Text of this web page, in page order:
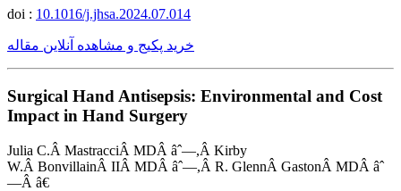
doi : 10.1016/j.jhsa.2024.07.014
خرید پکیج و مشاهده آنلاین مقاله
Surgical Hand Antisepsis: Environmental and Cost
Impact in Hand Surgery
Julia C.Â MastracciÂ MDÂ âˆ—,Â Kirby
W.Â BonvillainÂ IIÂ MDÂ âˆ—,Â R. GlennÂ GastonÂ MDÂ âˆ
—Â â€